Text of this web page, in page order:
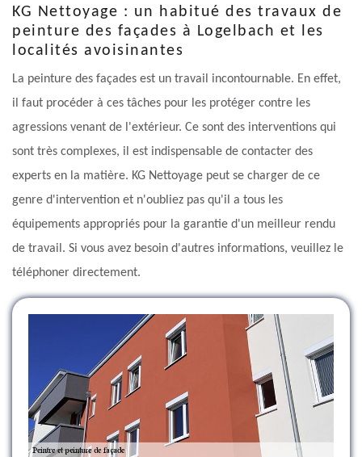
KG Nettoyage : un habitué des travaux de
peinture des façades à Logelbach et les
localités avoisinantes
La peinture des façades est un travail incontournable. En effet,
il faut procéder à ces tâches pour les protéger contre les
agressions venant de l'extérieur. Ce sont des interventions qui
sont très complexes, il est indispensable de contacter des
experts en la matière. KG Nettoyage peut se charger de ce
genre d'intervention et n'oubliez pas qu'il a tous les
équipements appropriés pour la garantie d'un meilleur rendu
de travail. Si vous avez besoin d'autres informations, veuillez le
téléphoner directement.